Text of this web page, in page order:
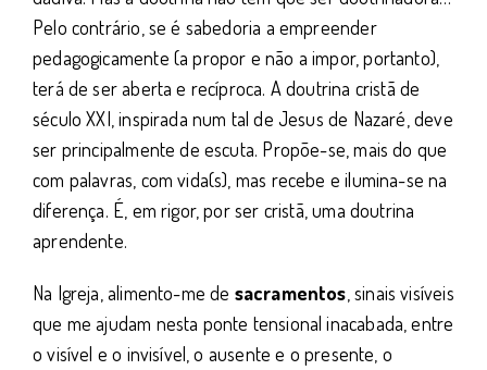
Pelo contrário, se é sabedoria a empreender
pedagogicamente (a propor e não a impor, portanto),
terá de ser aberta e recíproca. A doutrina cristã de
século XXI, inspirada num tal de Jesus de Nazaré, deve
ser principalmente de escuta. Propõe-se, mais do que
com palavras, com vida(s), mas recebe e ilumina-se na
diferença. É, em rigor, por ser cristã, uma doutrina
aprendente.
Na Igreja, alimento-me de sacramentos , sinais visíveis
que me ajudam nesta ponte tensional inacabada, entre
o visível e o invisível, o ausente e o presente, o